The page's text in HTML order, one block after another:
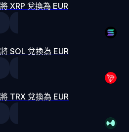
將 XRP 兌換為 EUR
將 SOL 兌換為 EUR
將 TRX 兌換為 EUR